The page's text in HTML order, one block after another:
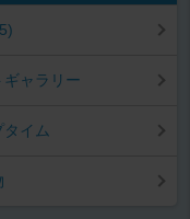
ギャラリー
タイム